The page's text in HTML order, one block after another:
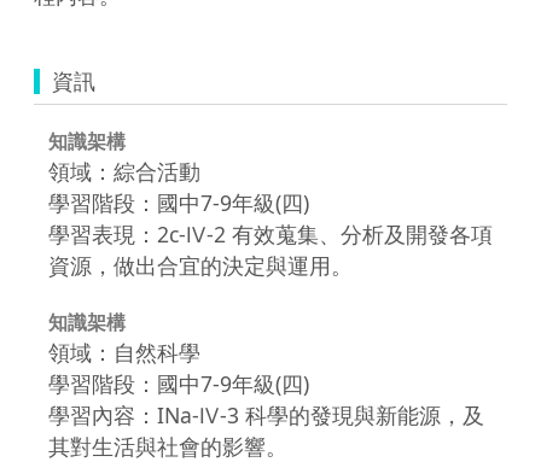
資訊
知識架構
領域：綜合活動
學習階段：國中7-9年級(四)
學習表現：2c-Ⅳ-2 有效蒐集、分析及開發各項
資源，做出合宜的決定與運用。
知識架構
領域：自然科學
學習階段：國中7-9年級(四)
學習內容：INa-Ⅳ-3 科學的發現與新能源，及
其對生活與社會的影響。